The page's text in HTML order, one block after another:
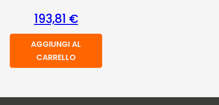
193,81 €
AGGIUNGI AL
CARRELLO